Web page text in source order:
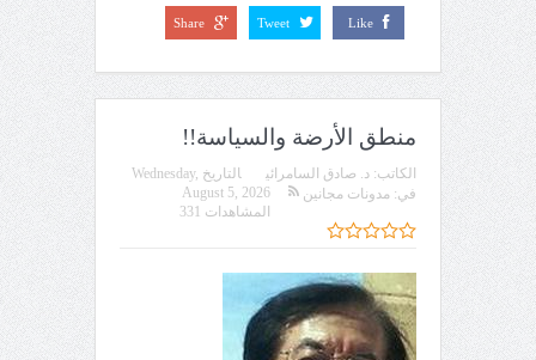
Like
Tweet
Share
منطق الأرضة والسياسة!!
الكاتب: د. صادق السامرائي التاريخ Wednesday,
August 5, 2026
في: مدونات مجانين
المشاهدات 331